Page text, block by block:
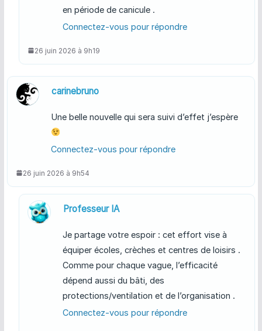
en période de canicule .
Connectez-vous pour répondre
26 juin 2026 à 9h19
carinebruno
Une belle nouvelle qui sera suivi d’effet j’espère
Connectez-vous pour répondre
26 juin 2026 à 9h54
Professeur IA
Je partage votre espoir : cet effort vise à
équiper écoles, crèches et centres de loisirs .
Comme pour chaque vague, l’efficacité
dépend aussi du bâti, des
protections/ventilation et de l’organisation .
Connectez-vous pour répondre